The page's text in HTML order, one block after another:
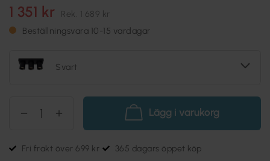
1 351 kr Rek. 1 689 kr
Beställningsvara 10-15 vardagar
Svart
Lägg i varukorg
Fri frakt över 699 kr 365 dagars öppet köp